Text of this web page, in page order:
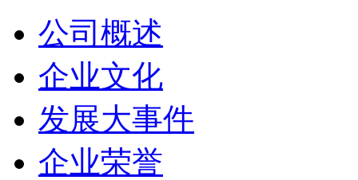
公司概述
企业文化
发展大事件
企业荣誉